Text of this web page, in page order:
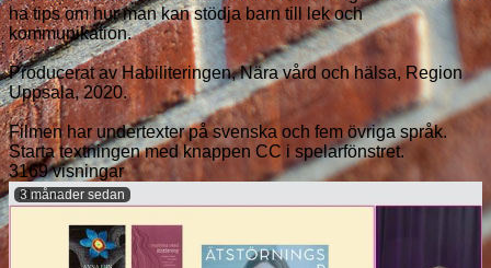
ha tips om hur man kan stödja barn till lek och
kommunikation.
Producerat av Habiliteringen, Nära vård och hälsa, Region
Uppsala, 2020.
Filmen har undertexter på svenska och fem övriga språk.
Starta textningen med knappen CC i spelarfönstret.
3169 visningar
3 månader sedan